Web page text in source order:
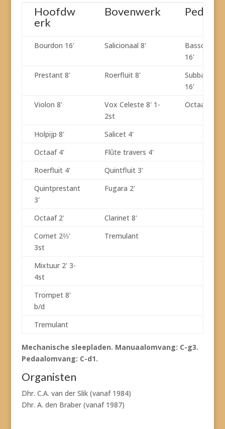
Hoofdw
erk
Bovenwerk Pedaal
Bourdon 16' Salicionaal 8'
Basson
16'
Prestant 8'
Roerfluit 8'
Subbas
16'
Violon 8'
Vox Celeste 8' 1-
2st
Octaaf 8'
Holpijp 8'
Salicet 4'
Octaaf 4'
Flûte travers 4'
Roerfluit 4'
Quintfluit 3'
Quintprestant
3'
Fugara 2'
Octaaf 2'
Clarinet 8'
Cornet 2⅔'
3st
Tremulant
Mixtuur 2' 3-
4st
Trompet 8'
b/d
Tremulant
Mechanische sleepladen. Manuaalomvang: C-g3.
Pedaalomvang: C-d1.
Organisten
Dhr. C.A. van der Slik (vanaf 1984)
Dhr. A. den Braber (vanaf 1987)